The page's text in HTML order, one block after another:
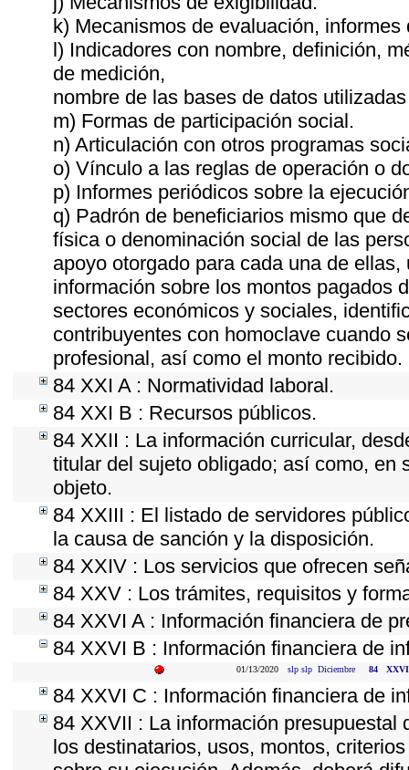
k) Mecanismos de evaluación,
l) Indicadores con nombre, definición,
de medición,
nombre de las bases de datos
m) Formas de participación social.
n) Articulación con otros programas
o) Vínculo a las reglas de operación o
p) Informes periódicos sobre la
q) Padrón de beneficiarios mismo que
física o denominación social de las
apoyo otorgado para cada una de
información sobre los montos pagados
sectores económicos y sociales,
contribuyentes con homoclave cuando
profesional, así como el monto recibido.
84 XXI A : Normatividad laboral.
84 XXI B : Recursos públicos.
84 XXII : La información curricular,
titular del sujeto obligado; así como, en
objeto.
84 XXIII : El listado de servidores
la causa de sanción y la disposición.
84 XXIV : Los servicios que ofrecen
84 XXV : Los trámites, requisitos y
84 XXVI A : Información financiera de
84 XXVI B : Información financiera de
01/13/2020 slp slp Diciembre 84 XXVI
84 XXVI C : Información financiera de
84 XXVII : La información
los destinatarios, usos, montos,